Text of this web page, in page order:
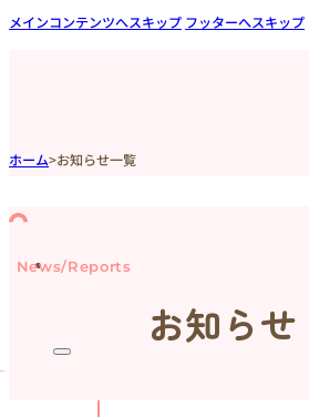
メインコンテンツへスキップ フッターへスキップ
ホーム>お知らせ一覧
News/Reports
お知ら